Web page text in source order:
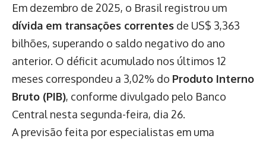
Em dezembro de 2025, o Brasil registrou um
dívida em transações correntes de US$ 3,363
bilhões, superando o saldo negativo do ano
anterior. O déficit acumulado nos últimos 12
meses correspondeu a 3,02% do Produto Interno
Bruto (PIB), conforme divulgado pelo Banco
Central nesta segunda-feira, dia 26.
A previsão feita por especialistas em uma